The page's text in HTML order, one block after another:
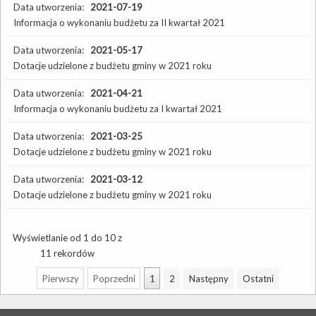
Data utworzenia: 2021-07-19
Informacja o wykonaniu budżetu za II kwartał 2021
Data utworzenia: 2021-05-17
Dotacje udzielone z budżetu gminy w 2021 roku
Data utworzenia: 2021-04-21
Informacja o wykonaniu budżetu za I kwartał 2021
Data utworzenia: 2021-03-25
Dotacje udzielone z budżetu gminy w 2021 roku
Data utworzenia: 2021-03-12
Dotacje udzielone z budżetu gminy w 2021 roku
Wyświetlanie od 1 do 10 z
11 rekordów
Pierwszy Poprzedni 1 2 Następny Ostatni